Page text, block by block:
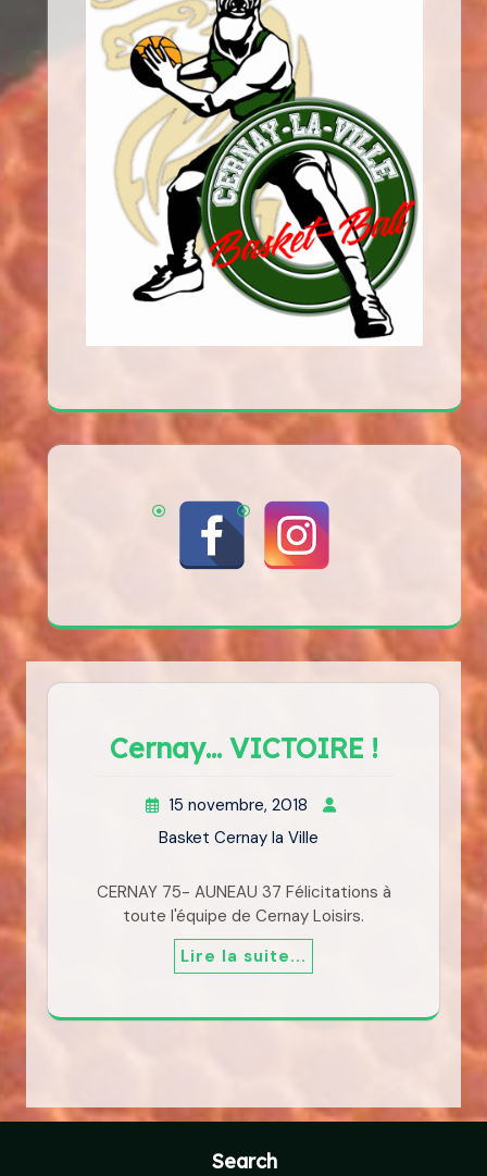
Cernay… VICTOIRE !
15 novembre, 2018
Basket Cernay la Ville
CERNAY 75- AUNEAU 37 Félicitations à
toute l'équipe de Cernay Loisirs.
Lire la suite...
Search